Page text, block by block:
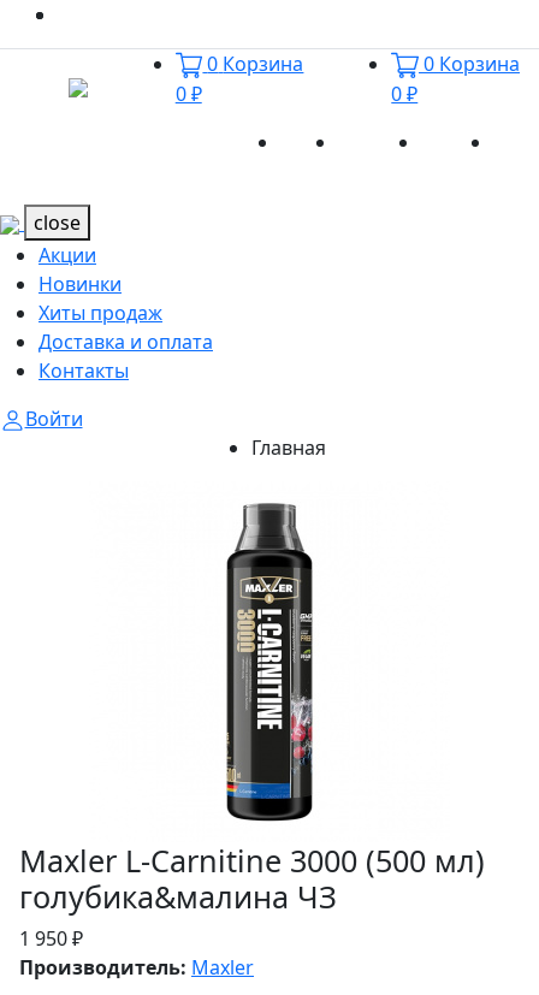
0 Корзина
0 ₽
0 Корзина
0 ₽
Акции Новинки
close
Акции
Новинки
Хиты продаж
Доставка и оплата
Контакты
Войти
Главная
Maxler L-Carnitine 3000 (500 мл)
голубика&малина ЧЗ
1 950 ₽
Производитель: Maxler